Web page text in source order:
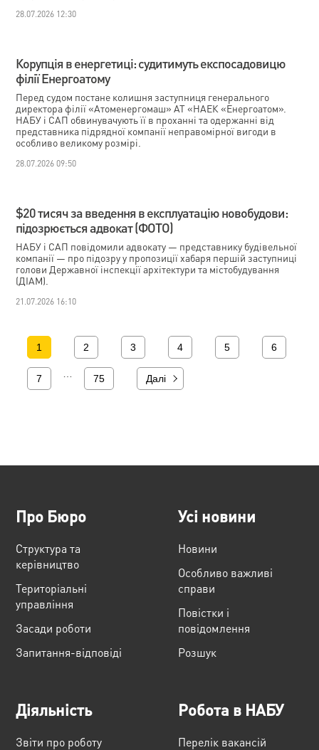
28.07.2026 12:30
Корупція в енергетиці: судитимуть експосадовицю
філії Енергоатому
Перед судом постане колишня заступниця генерального
директора філії «Атоменергомаш» АТ «НАЕК «Енергоатом».
НАБУ і САП обвинувачують її в проханні та одержанні від
представника підрядної компанії неправомірної вигоди в
особливо великому розмірі.
28.07.2026 09:50
$20 тисяч за введення в експлуатацію новобудови:
підозрюється адвокат (ФОТО)
НАБУ і САП повідомили адвокату — представнику будівельної
компанії — про підозру у пропозиції хабаря першій заступниці
голови Державної інспекції архітектури та містобудування
(ДІАМ).
21.07.2026 16:10
1 2 3 4 5 6
7 75 Далі
Про Бюро
Структура та
керівництво
Територіальні
управління
Засади роботи
Запитання-відповіді
Усі новини
Новини
Особливо важливі
справи
Повістки і
повідомлення
Розшук
Діяльність
Звіти про роботу
Робота в НАБУ
Перелік вакансій